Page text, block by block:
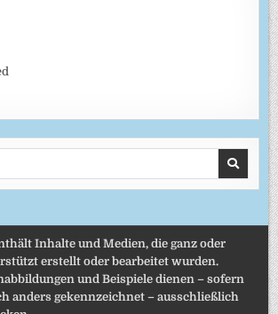
Inhalte und Medien, die ganz oder
erstellt oder bearbeitet wurden.
und Beispiele dienen – sofern
anders gekennzeichnet – ausschließlich